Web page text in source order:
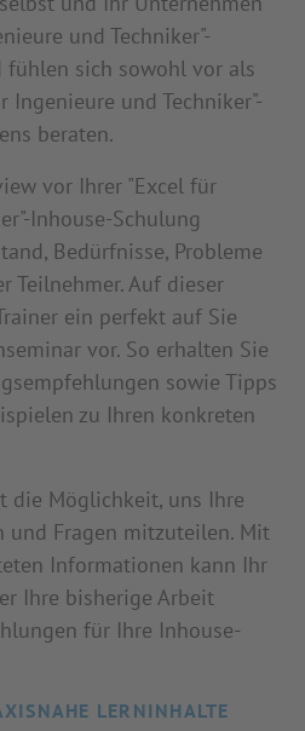
und Techniker"-
sich sowohl vor als
Ingenieure und Techniker"-
beraten.
vor Ihrer "Excel für
Inhouse-Schulung
Bedürfnisse, Probleme
Teilnehmer. Auf dieser
ein perfekt auf Sie
vor. So erhalten Sie
sowie Tipps
zu Ihren konkreten
die Möglichkeit, uns Ihre
und Fragen mitzuteilen. Mit
Informationen kann Ihr
Ihre bisherige Arbeit
für Ihre Inhouse-
LERNINHALTE